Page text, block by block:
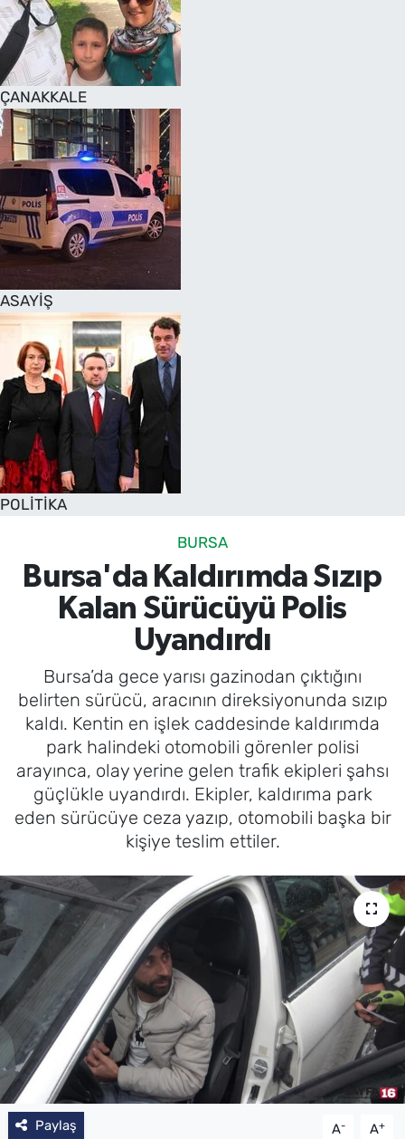
ÇANAKKALE
ASAYİŞ
POLİTİKA
BURSA
Bursa'da Kaldırımda Sızıp
Kalan Sürücüyü Polis
Uyandırdı
Bursa’da gece yarısı gazinodan çıktığını
belirten sürücü, aracının direksiyonunda sızıp
kaldı. Kentin en işlek caddesinde kaldırımda
park halindeki otomobili görenler polisi
arayınca, olay yerine gelen trafik ekipleri şahsı
güçlükle uyandırdı. Ekipler, kaldırıma park
eden sürücüye ceza yazıp, otomobili başka bir
kişiye teslim ettiler.
Paylaş A- A+
SAĞLIK
TV REHBERİ